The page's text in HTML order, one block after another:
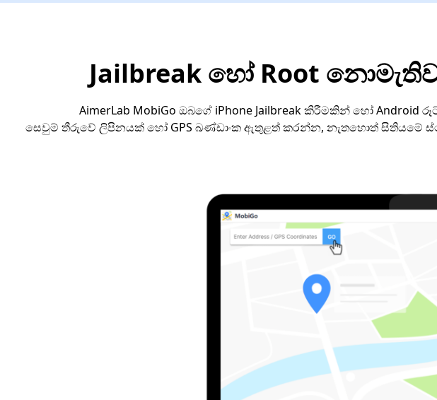
Jailbreak හෝ Root
AimerLab MobiGo ඔබගේ iPhone Jailbreak කිරීමකින් හෝ
සෙවුම් තීරුවේ ලිපිනයක් හෝ GPS ඛණ්ඩාංක ඇතුළත් කරන්න, නැතහොත් සිතියමේ